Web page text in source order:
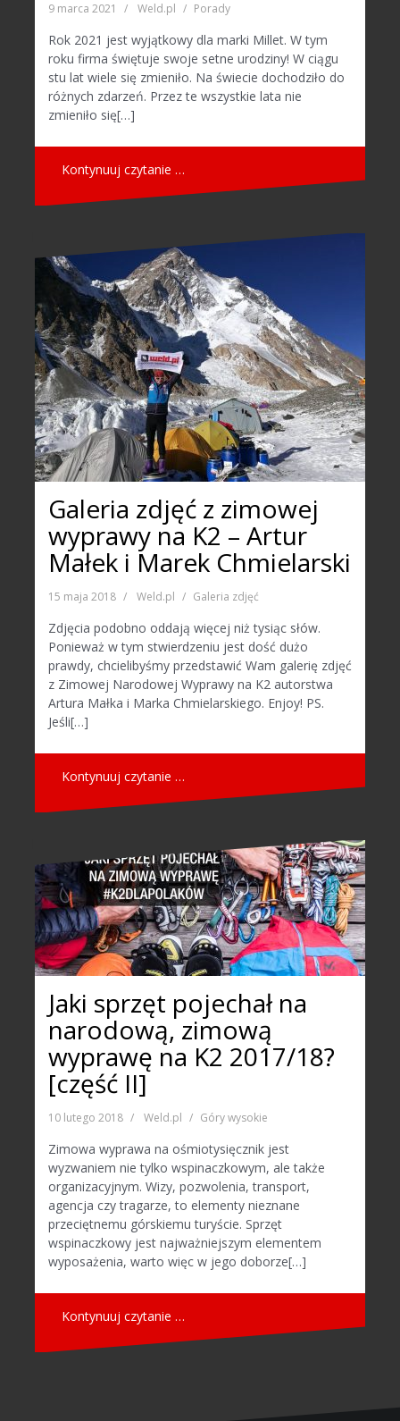
9 marca 2021 Weld.pl Porady
Rok 2021 jest wyjątkowy dla marki Millet. W tym
roku firma świętuje swoje setne urodziny! W ciągu
stu lat wiele się zmieniło. Na świecie dochodziło do
różnych zdarzeń. Przez te wszystkie lata nie
zmieniło się[…]
Kontynuuj czytanie …
Galeria zdjęć z zimowej
wyprawy na K2 – Artur
Małek i Marek Chmielarski
15 maja 2018 Weld.pl Galeria zdjęć
Zdjęcia podobno oddają więcej niż tysiąc słów.
Ponieważ w tym stwierdzeniu jest dość dużo
prawdy, chcielibyśmy przedstawić Wam galerię zdjęć
z Zimowej Narodowej Wyprawy na K2 autorstwa
Artura Małka i Marka Chmielarskiego. Enjoy! PS.
Jeśli[…]
Kontynuuj czytanie …
Jaki sprzęt pojechał na
narodową, zimową
wyprawę na K2 2017/18?
[część II]
10 lutego 2018 Weld.pl Góry wysokie
Zimowa wyprawa na ośmiotysięcznik jest
wyzwaniem nie tylko wspinaczkowym, ale także
organizacyjnym. Wizy, pozwolenia, transport,
agencja czy tragarze, to elementy nieznane
przeciętnemu górskiemu turyście. Sprzęt
wspinaczkowy jest najważniejszym elementem
wyposażenia, warto więc w jego doborze[…]
Kontynuuj czytanie …